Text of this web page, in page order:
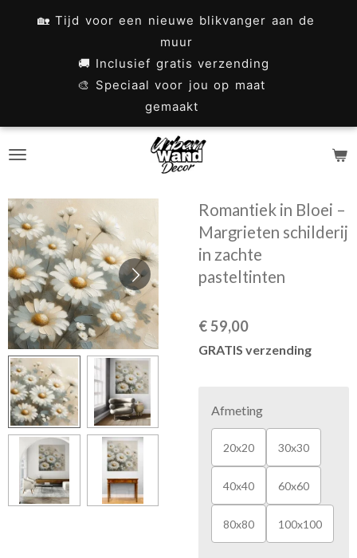
🏡 Tijd voor een nieuwe blikvanger aan de
muur
🚚 Inclusief gratis verzending
🎨 Speciaal voor jou op maat
gemaakt
Romantiek in Bloei –
Margrieten schilderij
in zachte
pasteltinten
€ 59,00
GRATIS verzending
Afmeting
20x20 30x30
40x40 60x60
80x80 100x100